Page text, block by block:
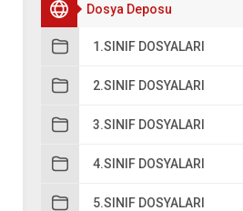
Dosya Deposu
1.SINIF DOSYALARI
2.SINIF DOSYALARI
3.SINIF DOSYALARI
4.SINIF DOSYALARI
5.SINIF DOSYALARI